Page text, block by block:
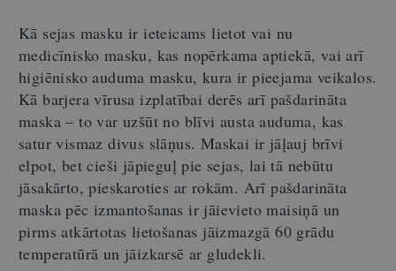
Kā sejas masku ir ieteicams lietot vai nu
medicīnisko masku, kas nopērkama aptiekā, vai arī
higiēnisko auduma masku, kura ir pieejama veikalos.
Kā barjera vīrusa izplatībai derēs arī pašdarināta
maska – to var uzšūt no blīvi austa auduma, kas
satur vismaz divus slāņus. Maskai ir jāļauj brīvi
elpot, bet cieši jāpieguļ pie sejas, lai tā nebūtu
jāsakārto, pieskaroties ar rokām. Arī pašdarināta
maska pēc izmantošanas ir jāievieto maisiņā un
pirms atkārtotas lietošanas jāizmazgā 60 grādu
temperatūrā un jāizkarsē ar gludekli.